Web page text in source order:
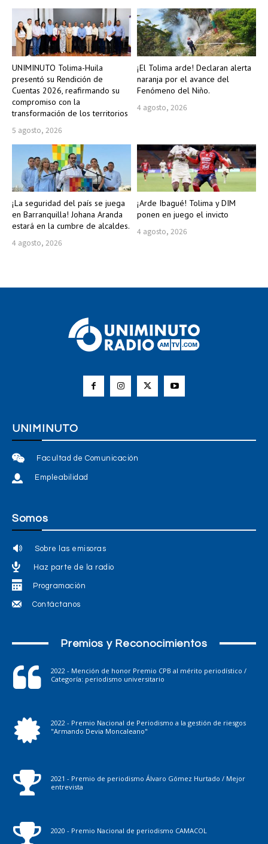
UNIMINUTO Tolima-Huila
presentó su Rendición de
Cuentas 2026, reafirmando su
compromiso con la
transformación de los territorios
5 agosto, 2026
¡El Tolima arde! Declaran alerta
naranja por el avance del
Fenómeno del Niño.
4 agosto, 2026
¡La seguridad del país se juega
en Barranquilla! Johana Aranda
estará en la cumbre de alcaldes.
4 agosto, 2026
¡Arde Ibagué! Tolima y DIM
ponen en juego el invicto
4 agosto, 2026
UNIMINUTO
Facultad de Comunicación
Empleabilidad
Somos
Sobre las emisoras
Haz parte de la radio
Programación
Contáctanos
Premios y Reconocimientos
2022 - Mención de honor Premio CPB al mérito periodístico /
Categoría: periodismo universitario
2022 - Premio Nacional de Periodismo a la gestión de riesgos
"Armando Devia Moncaleano"
2021 - Premio de periodismo Álvaro Gómez Hurtado / Mejor
entrevista
2020 - Premio Nacional de periodismo CAMACOL